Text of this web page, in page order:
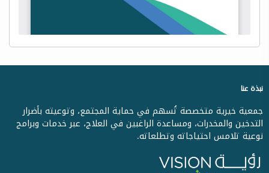
نبذة عنا
جمعية خيرية متخصصة تُسهم في حماية المجتمع، وتوعيته بأضرار
التدخين والمخدرات، ومساعدة الراغبين في العلاج، عبر خدمات وبرامج
نوعية تلامس احتياجاته وتطلعاته.